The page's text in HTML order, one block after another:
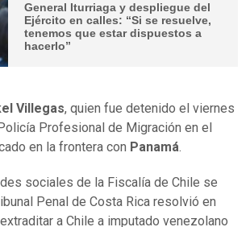
General Iturriaga y despliegue del
Ejército en calles: “Si se resuelve,
tenemos que estar dispuestos a
hacerlo”
Villegas, quien fue detenido el viernes
Profesional de Migración en el
en la frontera con Panamá.
sociales de la Fiscalía de Chile se
Penal de Costa Rica resolvió en
a Chile a imputado venezolano